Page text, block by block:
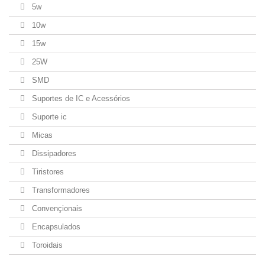
5w
10w
15w
25W
SMD
Suportes de IC e Acessórios
Suporte ic
Micas
Dissipadores
Tiristores
Transformadores
Convençionais
Encapsulados
Toroidais